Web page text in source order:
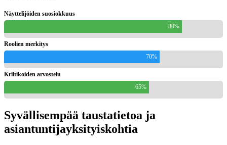
Näyttelijöiden suosiokkuus
80%
Roolien merkitys
70%
Kriitikoiden arvostelu
65%
Syvällisempää taustatietoa ja
asiantuntijayksityiskohtia